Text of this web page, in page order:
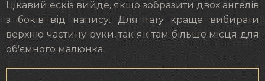
Цікавий ескіз вийде, якщо зобразити двох ангелів
з боків від напису. Для тату краще вибирати
верхню частину руки, так як там більше місця для
об’ємного малюнка.